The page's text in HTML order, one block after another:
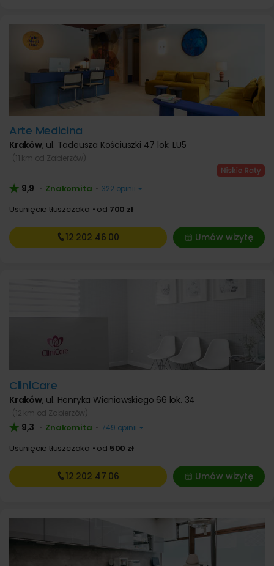
Arte Medicina
Kraków, ul. Tadeusza Kościuszki 47 lok. LU5
(11 km od Zabierzów)
9,9 • Znakomita • 322 opinii
Usunięcie tłuszczaka od 700 zł
Umów wizytę
12 202 46 00
CliniCare
Kraków, ul. Henryka Wieniawskiego 66 lok. 34
(12 km od Zabierzów)
9,3 • Znakomita • 749 opinii
Usunięcie tłuszczaka od 500 zł
Umów wizytę
12 202 47 06